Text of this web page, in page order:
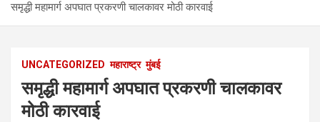
समृद्धी महामार्ग अपघात प्रकरणी चालकावर मोठी कारवाई
UNCATEGORIZED महाराष्ट्र मुंबई
समृद्धी महामार्ग अपघात प्रकरणी चालकावर
मोठी कारवाई